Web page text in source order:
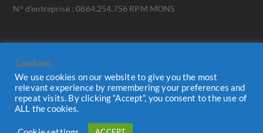
N° d'entreprise : 0864.254.756 RPM MONS
Cookies
We use cookies on our website to give you the most
relevant experience by remembering your preferences and
repeat visits. By clicking “Accept”, you consent to the use of
ALL the cookies.